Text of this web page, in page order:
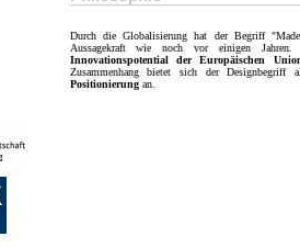
Durch die Globalisierung hat der Begriff
Aussagekraft wie noch vor einigen
Innovationspotential der Europäischen
Zusammenhang bietet sich der Designbegriff
Positionierungan.